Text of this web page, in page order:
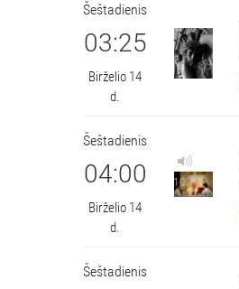
Šeštadienis
03:25
Birželio 14
d.
Šeštadienis
04:00
Birželio 14
d.
10:11
Šeštadienis